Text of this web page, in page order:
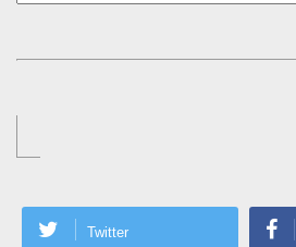
Twitter